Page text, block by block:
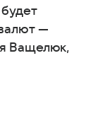
—
Ващелюк,